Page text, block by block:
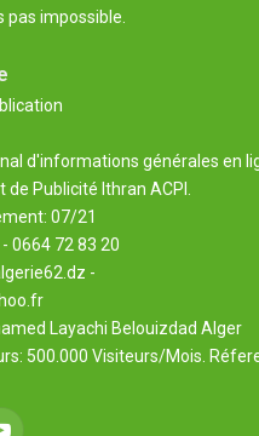
pas impossible.
d'informations générales en
Publicité Ithran ACPI.
07/21
0664 72 83 20
-
Layachi Belouizdad Alger
500.000 Visiteurs/Mois.